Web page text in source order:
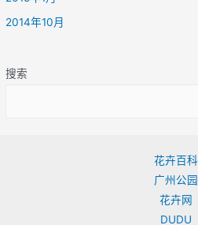
2014年10月
搜索
花卉百科
广州公园
花卉网
DUDU